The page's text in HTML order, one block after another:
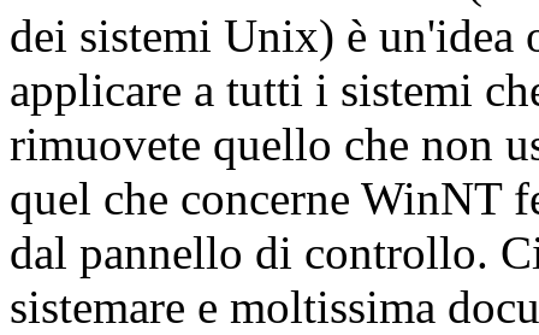
dei sistemi Unix) è un'idea
applicare a tutti i sistemi
rimuovete quello che non
quel che concerne WinNT
dal pannello di controllo.
sistemare e moltissima